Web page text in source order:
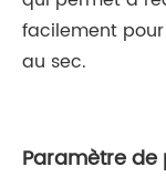
facilement
au sec.
Paramètre